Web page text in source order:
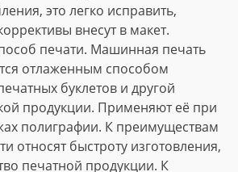
это легко исправить,
внесут в макет.
печати. Машинная печать
отлаженным способом
буклетов и другой
продукции. Применяют её при
полиграфии. К преимуществам
относят быстроту изготовления,
печатной продукции. К